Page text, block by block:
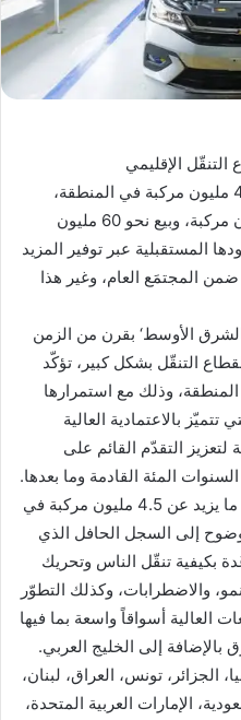
الإقليمي
قرن من الحركة النشطة: مع بيع 4.5 مليون مركبة في المنطقة،
وتحقيق إنجاز بارز عبر إنتاج 1 مليون مركبة، وبيع نحو 60 مليون
المستقبلية عبر توفير المزيد
المجتمَع العام، وغير هذا
الأوسط‘ بقرن من الزمن
التنقّل بشكل كبير، تؤكّد
وذلك مع استمرارها
تتميّز بالاعتمادية العالية
لتعزيز التقدّم القائم على
المئة القادمة وما بعدها.
وخلال نصف القرن الماضي، تم بيع ما يزيد عن 4.5 مليون مركبة في
إلى السجل الحافل الذي
بكيفية تنقّل الناس وتحريك
والاضطرابات، وكذلك التطوّر
العالية أسواقاً واسعة بما فيها
إلى الخليج العربي.
الجزائر، تونس، العراق، لبنان،
الإمارات العربية المتحدة،